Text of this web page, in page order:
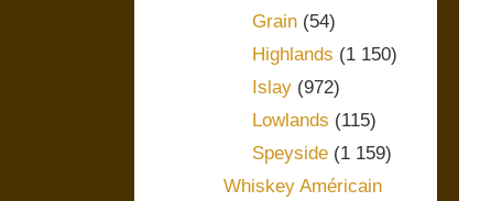
Grain(54)
Highlands (1 150)
Islay(972)
Lowlands (115)
Speyside(1 159)
Whiskey Américain